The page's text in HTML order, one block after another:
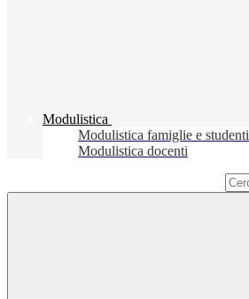
Modulistica
Modulistica famiglie e studenti
Modulistica docenti